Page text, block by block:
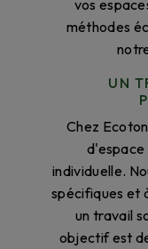
vos
méthodes
UN
Chez
individuelle.
spécifiques et
un travail
objectif est